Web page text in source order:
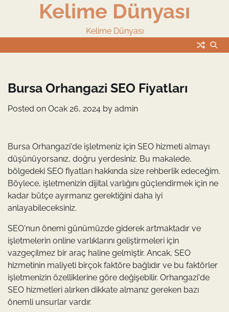
Kelime Dünyası
Kelime Dünyası
Bursa Orhangazi SEO Fiyatları
Posted on Ocak 26, 2024 by admin
Bursa Orhangazi'de işletmeniz için SEO hizmeti almayı
düşünüyorsanız, doğru yerdesiniz. Bu makalede,
bölgedeki SEO fiyatları hakkında size rehberlik edeceğim.
Böylece, işletmenizin dijital varlığını güçlendirmek için ne
kadar bütçe ayırmanız gerektiğini daha iyi
anlayabileceksiniz.
SEO'nun önemi günümüzde giderek artmaktadır ve
işletmelerin online varlıklarını geliştirmeleri için
vazgeçilmez bir araç haline gelmiştir. Ancak, SEO
hizmetinin maliyeti birçok faktöre bağlıdır ve bu faktörler
işletmenizin özelliklerine göre değişebilir. Orhangazi'de
SEO hizmetleri alırken dikkate almanız gereken bazı
önemli unsurlar vardır.